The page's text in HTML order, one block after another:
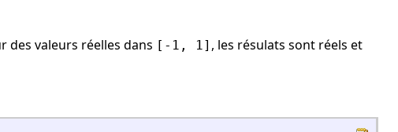
des valeurs réelles dans [-1, 1] , les résulats sont réels et